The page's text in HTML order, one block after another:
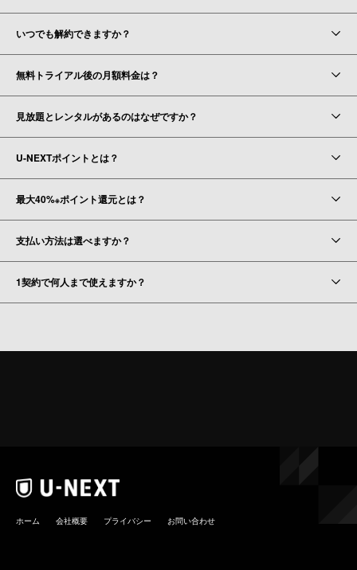
いつでも解約できますか？
無料トライアル後の月額料金は？
見放題とレンタルがあるのはなぜですか？
U-NEXTポイントとは？
最大40%※ポイント還元とは？
支払い方法は選べますか？
1契約で何人まで使えますか？
ホーム 会社概要 プライバシー お問い合わせ